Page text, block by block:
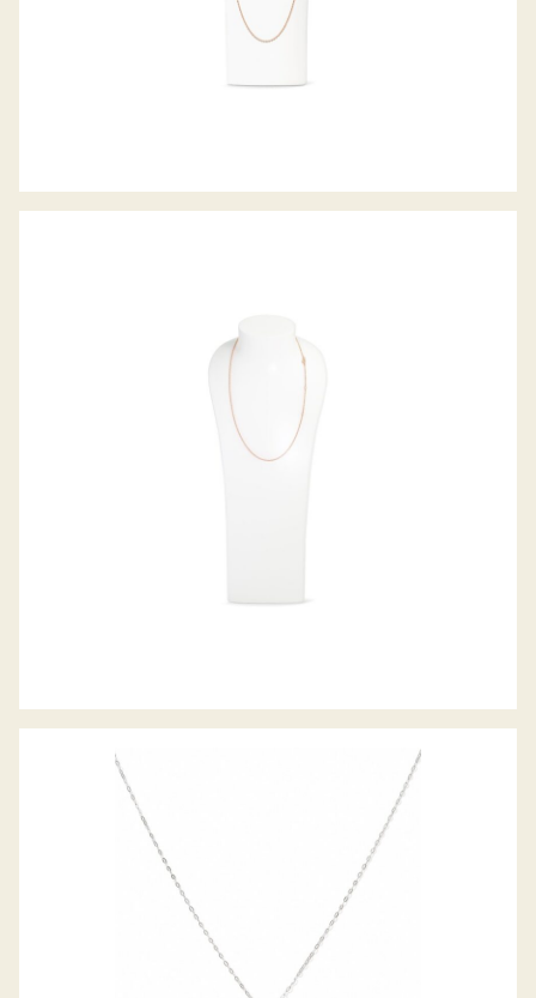
BELCHER COLLIER
SIGNATURE COLLIER SPARKLE PAVE